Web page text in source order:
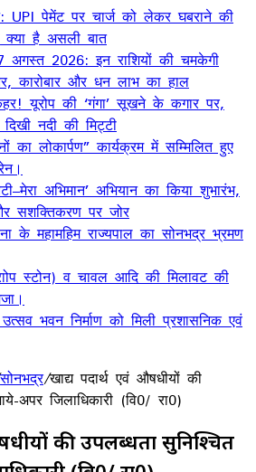
UPI पेमेंट पर चार्ज को लेकर घबराने की
है असली बात
2026: इन राशियों की चमकेगी
कारोबार और धन लाभ का हाल
यूरोप की ‘गंगा’ सूखने के कगार पर,
नदी की मिट्टी
का लोकार्पण” कार्यक्रम में सम्मिलित हुए
अभिमान’ अभियान का किया शुभारंभ,
सशक्तिकरण पर जोर
के महामहिम राज्यपाल का सोनभद्र भ्रमण
स्टोन) व चावल आदि की मिलावट की
भवन निर्माण को मिली प्रशासनिक एवं
सोनभद्र/खाद्य पदार्थ एवं औषधीयों की
अपर जिलाधिकारी (वि0/ रा0)
की उपलब्धता सुनिश्चित